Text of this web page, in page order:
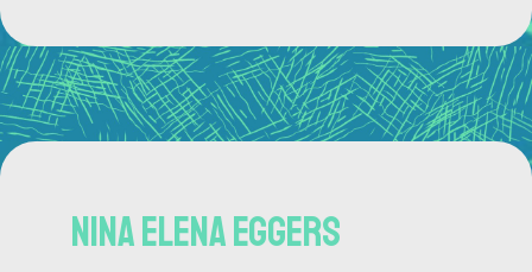
Nina elena eggers